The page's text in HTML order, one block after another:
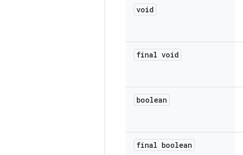
void
final void
boolean
final boolean